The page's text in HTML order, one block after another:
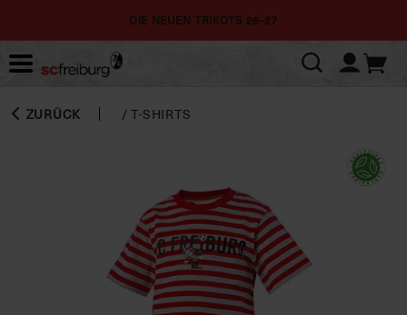
DIE NEUEN TRIKOTS 26-27
ZURÜCK /T-SHIRTS